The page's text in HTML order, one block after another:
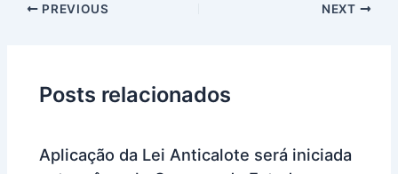
PREVIOUS NEXT
Posts relacionados
Aplicação da Lei Anticalote será iniciada